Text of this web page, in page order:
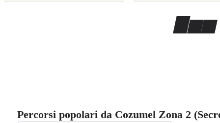
Percorsi popolari da Cozumel Zona 2